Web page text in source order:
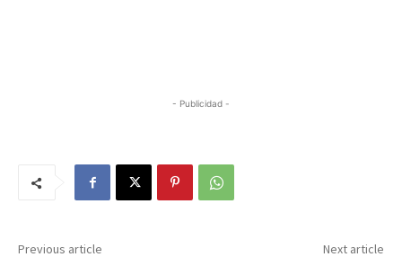
- Publicidad -
Previous article Next article